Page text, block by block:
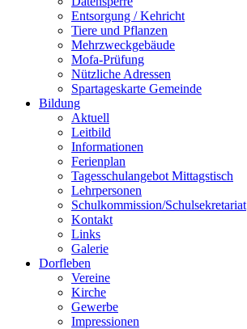
Entsorgung / Kehricht
Tiere und Pflanzen
Mehrzweckgebäude
Mofa-Prüfung
Nützliche Adressen
Spartageskarte Gemeinde
Bildung
Aktuell
Leitbild
Informationen
Ferienplan
Tagesschulangebot Mittagstisch
Lehrpersonen
Schulkommission/Schulsekretariat
Kontakt
Links
Galerie
Dorfleben
Vereine
Kirche
Gewerbe
Impressionen